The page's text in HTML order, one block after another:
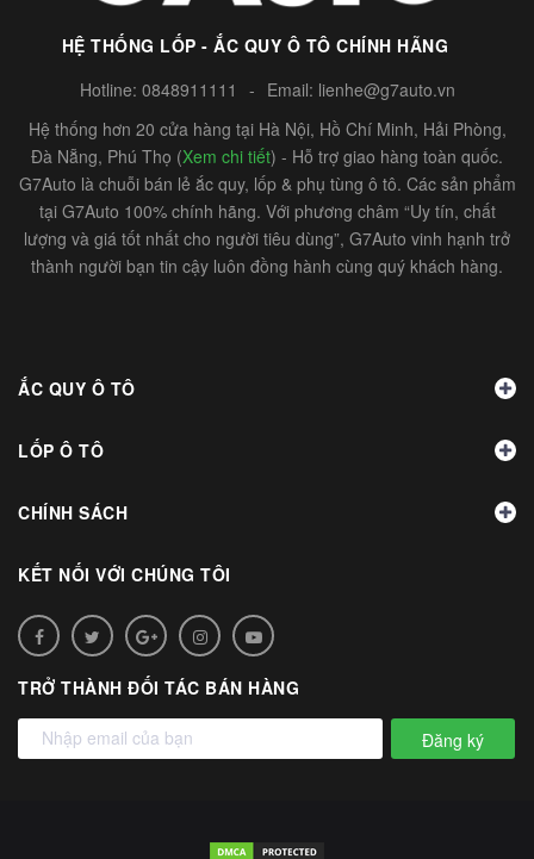
HỆ THỐNG LỐP - ẮC QUY Ô TÔ CHÍNH HÃNG
Hotline: 0848911111 - Email: lienhe@g7auto.vn
Hệ thống hơn 20 cửa hàng tại Hà Nội, Hồ Chí Minh, Hải Phòng,
Đà Nẵng, Phú Thọ (Xem chi tiết) - Hỗ trợ giao hàng toàn quốc.
G7Auto là chuỗi bán lẻ ắc quy, lốp & phụ tùng ô tô. Các sản phẩm
tại G7Auto 100% chính hãng. Với phương châm “Uy tín, chất
lượng và giá tốt nhất cho người tiêu dùng”, G7Auto vinh hạnh trở
thành người bạn tin cậy luôn đồng hành cùng quý khách hàng.
ẮC QUY Ô TÔ
LỐP Ô TÔ
CHÍNH SÁCH
KẾT NỐI VỚI CHÚNG TÔI
TRỞ THÀNH ĐỐI TÁC BÁN HÀNG
Đăng ký